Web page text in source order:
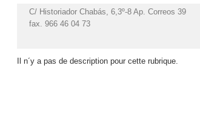
C/ Historiador Chabás, 6,3º-8 Ap. Correos 39
fax. 966 46 04 73
Il n´y a pas de description pour cette rubrique.